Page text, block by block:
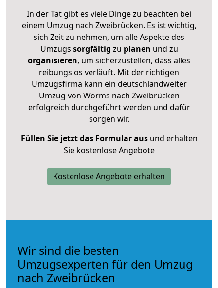
In der Tat gibt es viele Dinge zu beachten bei
einem Umzug nach Zweibrücken. Es ist wichtig,
sich Zeit zu nehmen, um alle Aspekte des
Umzugs sorgfältig zu planen und zu
organisieren, um sicherzustellen, dass alles
reibungslos verläuft. Mit der richtigen
Umzugsfirma kann ein deutschlandweiter
Umzug von Worms nach Zweibrücken
erfolgreich durchgeführt werden und dafür
sorgen wir.
Füllen Sie jetzt das Formular ausund erhalten
Sie kostenlose Angebote
Kostenlose Angebote erhalten
Wir sind die besten
Umzugsexperten für den Umzug
nach Zweibrücken